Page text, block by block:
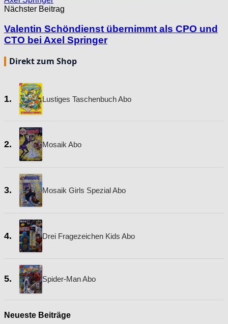
Nächster Beitrag
Valentin Schöndienst übernimmt als CPO und
CTO bei Axel Springer
Direkt zum Shop
1. Lustiges Taschenbuch Abo
2. Mosaik Abo
3. Mosaik Girls Spezial Abo
4. Drei Fragezeichen Kids Abo
5. Spider-Man Abo
Neueste Beiträge